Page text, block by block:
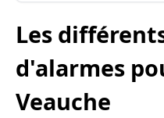
Les
d'alarmes
Veauche